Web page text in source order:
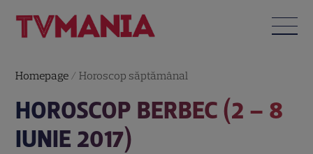
Homepage /Horoscop săptămânal
HOROSCOP BERBEC (2 – 8
IUNIE 2017)